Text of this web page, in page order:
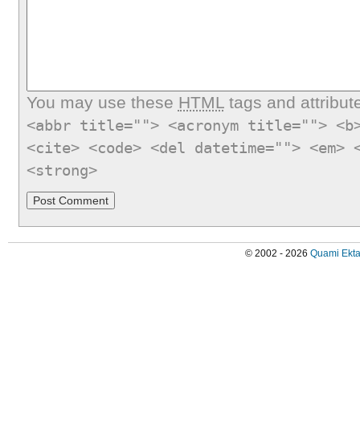
You may use these HTMLtags and
<abbr title=""> <acronym title="">
<cite> <code> <del datetime="">
<strong>
© 2002 - 2026 Quami